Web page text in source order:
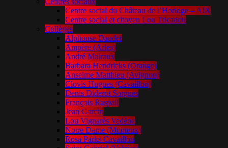
Centre social du Château de l’Horloge – AIX
Centre social et citoyen Lou Tricadou
Collèges
Alphonse Daudet
Ampère (Arles)
André Malraux
Barbara Hendricks (Orange)
Anselme Matthieu (Avignon)
Clovis Hugues (Cavaillon)
Denis Diderot Sorgues
François Raspail
Jean Garcin
Lou Vignarès Vedène
Notre Dame (Monteux)
Rosa Parks Cavaillon